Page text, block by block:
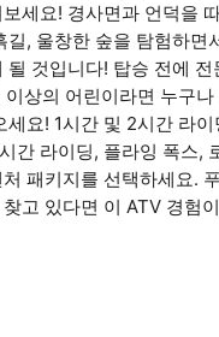
세요! 경사면과 언덕을
길, 울창한 숲을 탐험하면
될 것입니다! 탑승 전에 전
상의 어린이라면 누구
세요! 1시간 및 2시간 라
간 라이딩, 플라잉 폭스,
패키지를 선택하세요.
고 있다면 이 ATV 경험